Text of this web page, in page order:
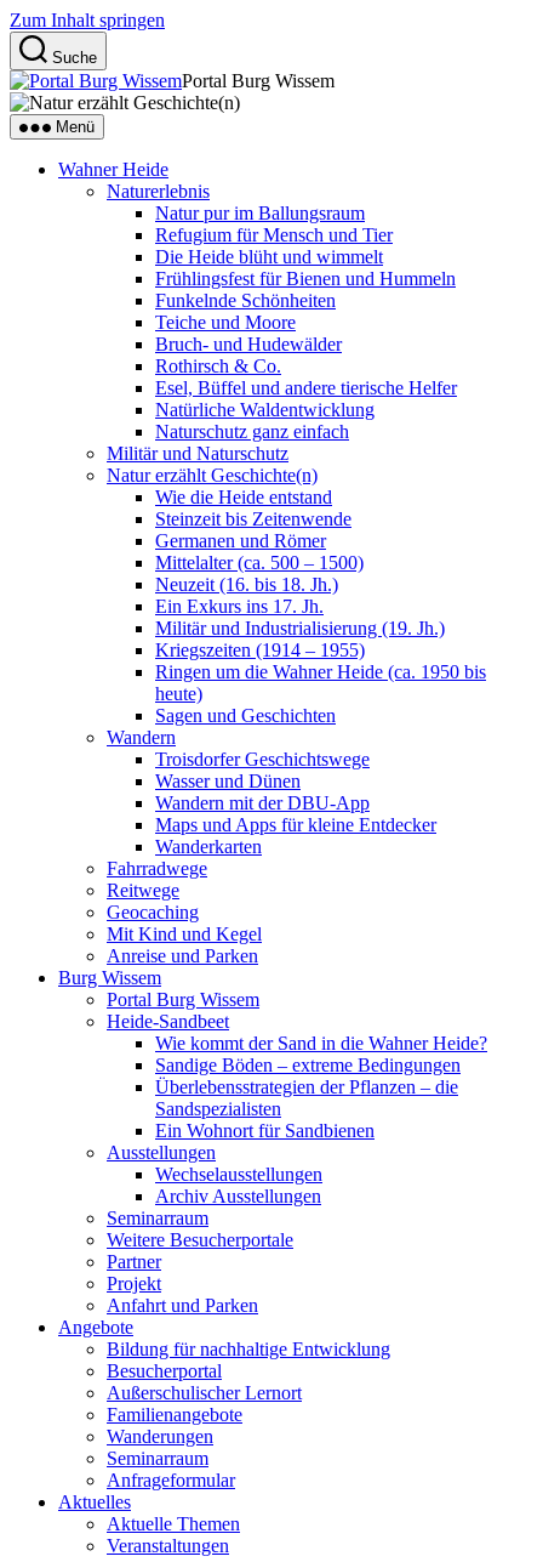
Zum Inhalt springen
Suche
Portal Burg Wissem
Menü
Wahner Heide
Naturerlebnis
Natur pur im Ballungsraum
Refugium für Mensch und Tier
Die Heide blüht und wimmelt
Frühlingsfest für Bienen und Hummeln
Funkelnde Schönheiten
Teiche und Moore
Bruch- und Hudewälder
Rothirsch & Co.
Esel, Büffel und andere tierische Helfer
Natürliche Waldentwicklung
Naturschutz ganz einfach
Militär und Naturschutz
Natur erzählt Geschichte(n)
Wie die Heide entstand
Steinzeit bis Zeitenwende
Germanen und Römer
Mittelalter (ca. 500 – 1500)
Neuzeit (16. bis 18. Jh.)
Ein Exkurs ins 17. Jh.
Militär und Industrialisierung (19. Jh.)
Kriegszeiten (1914 – 1955)
Ringen um die Wahner Heide (ca. 1950 bis
heute)
Sagen und Geschichten
Wandern
Troisdorfer Geschichtswege
Wasser und Dünen
Wandern mit der DBU-App
Maps und Apps für kleine Entdecker
Wanderkarten
Fahrradwege
Reitwege
Geocaching
Mit Kind und Kegel
Anreise und Parken
Burg Wissem
Portal Burg Wissem
Heide-Sandbeet
Wie kommt der Sand in die Wahner Heide?
Sandige Böden – extreme Bedingungen
Überlebensstrategien der Pflanzen – die
Sandspezialisten
Ein Wohnort für Sandbienen
Ausstellungen
Wechselausstellungen
Archiv Ausstellungen
Seminarraum
Weitere Besucherportale
Partner
Projekt
Anfahrt und Parken
Angebote
Bildung für nachhaltige Entwicklung
Besucherportal
Außerschulischer Lernort
Familienangebote
Wanderungen
Seminarraum
Anfrageformular
Aktuelles
Aktuelle Themen
Veranstaltungen